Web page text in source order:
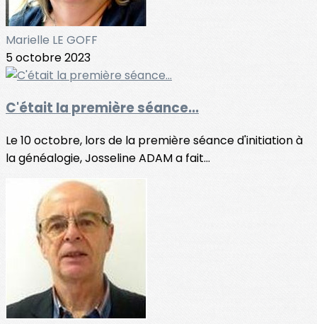
Marielle LE GOFF
5 octobre 2023
C'était la première séance...
Le 10 octobre, lors de la première séance d'initiation à
la généalogie, Josseline ADAM a fait...